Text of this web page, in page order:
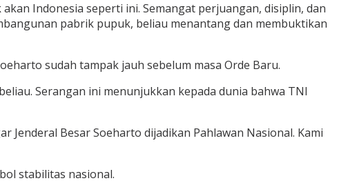
Indonesia seperti ini. Semangat perjuangan, disiplin, dan
pabrik pupuk, beliau menantang dan membuktikan
sudah tampak jauh sebelum masa Orde Baru.
Serangan ini menunjukkan kepada dunia bahwa TNI
Jenderal Besar Soeharto dijadikan Pahlawan Nasional. Kami
stabilitas nasional.